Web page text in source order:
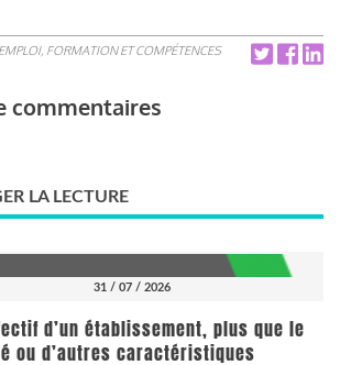
EMPLOI, FORMATION ET COMPÉTENCES
commentaires
LA LECTURE
31 / 07 / 2026
d’un établissement, plus que le
ou d’autres caractéristiques